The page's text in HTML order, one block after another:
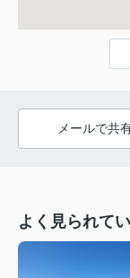
メールで共
よく見られて